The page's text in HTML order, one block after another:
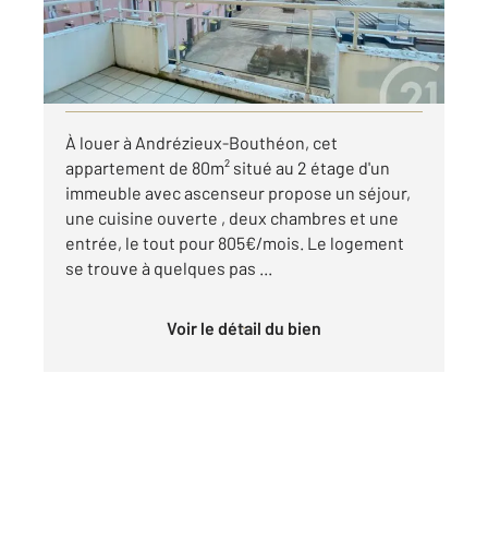
805 €
par mois charges comprises
Visiter le site dédié
À louer à Andrézieux-Bouthéon, cet
appartement de 80m² situé au 2 étage d'un
immeuble avec ascenseur propose un séjour,
une cuisine ouverte , deux chambres et une
entrée, le tout pour 805€/mois. Le logement
se trouve à quelques pas ...
Voir le détail du bien